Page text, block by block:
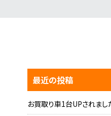
最近の投稿
お買取り車1台UPされまし